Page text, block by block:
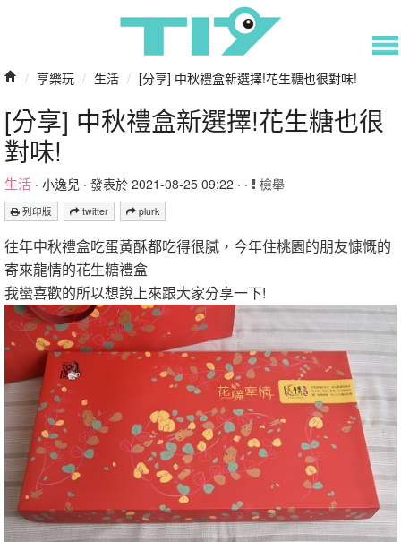
/ 享樂玩 / 生活 / [分享] 中秋禮盒新選擇!花生糖也很對味!
[分享] 中秋禮盒新選擇!花生糖也很
對味!
生活 · 小逸兒 · 發表於 2021-08-25 09:22 · · 檢舉
列印版 twitter plurk
往年中秋禮盒吃蛋黃酥都吃得很膩，今年住桃園的朋友慷慨的
寄來龍情的花生糖禮盒
我蠻喜歡的所以想說上來跟大家分享一下!